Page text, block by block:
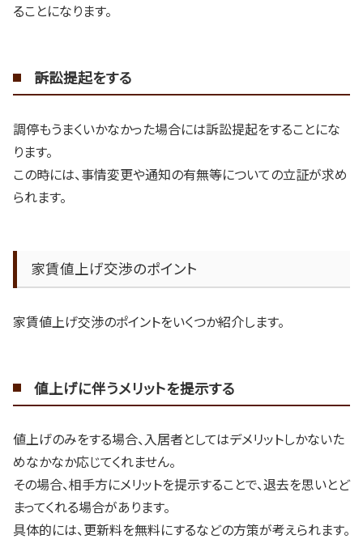
ることになります。
訴訟提起をする
調停もうまくいかなかった場合には訴訟提起をすることにな
ります。
この時には、事情変更や通知の有無等についての立証が求め
られます。
家賃値上げ交渉のポイント
家賃値上げ交渉のポイントをいくつか紹介します。
値上げに伴うメリットを提示する
値上げのみをする場合、入居者としてはデメリットしかないた
めなかなか応じてくれません。
その場合、相手方にメリットを提示することで、退去を思いとど
まってくれる場合があります。
具体的には、更新料を無料にするなどの方策が考えられます。